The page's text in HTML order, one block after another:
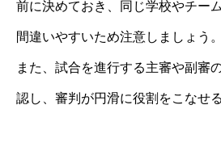
前に決めておき、同じ学校やチー
間違いやすいため注意しましょう。
また、試合を進行する主審や副審
認し、審判が円滑に役割をこなせ